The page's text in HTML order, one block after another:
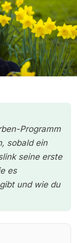
Programm
sobald ein
seine erste
es
und wie du